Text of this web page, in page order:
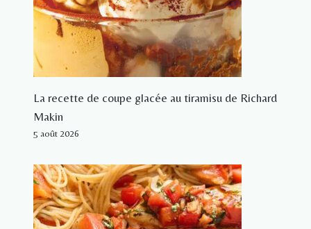
La recette de coupe glacée au tiramisu de Richard
Makin
5 août 2026